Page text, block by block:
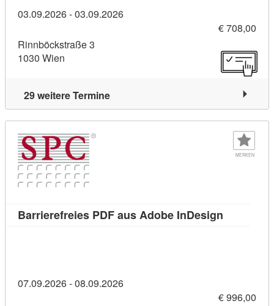
03.09.2026 - 03.09.2026
€ 708,00
Rinnböckstraße 3
1030 Wien
29 weitere Termine
MERKEN
Barrierefreies PDF aus Adobe InDesign
07.09.2026 - 08.09.2026
€ 996,00